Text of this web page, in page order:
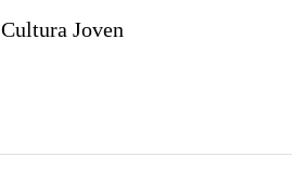
Cultura Joven